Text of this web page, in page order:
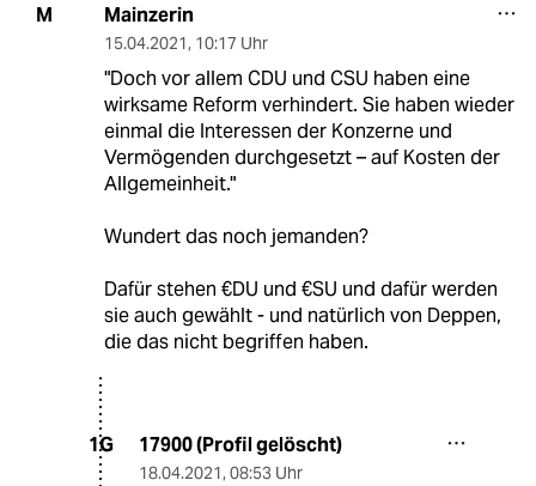
M Mainzerin
15.04.2021, 10:17 Uhr
"Doch vor allem CDU und CSU haben eine
wirksame Reform verhindert. Sie haben wieder
einmal die Interessen der Konzerne und
Vermögenden durchgesetzt – auf Kosten der
Allgemeinheit."
Wundert das noch jemanden?
Dafür stehen €DU und €SU und dafür werden
sie auch gewählt - und natürlich von Deppen,
die das nicht begriffen haben.
1G 17900 (Profil gelöscht)
18.04.2021, 08:53 Uhr